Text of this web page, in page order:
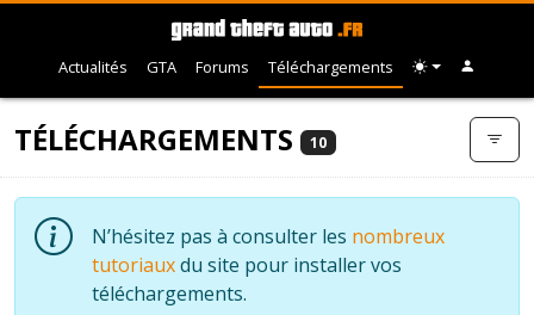
Actualités GTA Forums Téléchargements
TÉLÉCHARGEMENTS 10
N’hésitez pas à consulter les nombreux
tutoriauxdu site pour installer vos
téléchargements.